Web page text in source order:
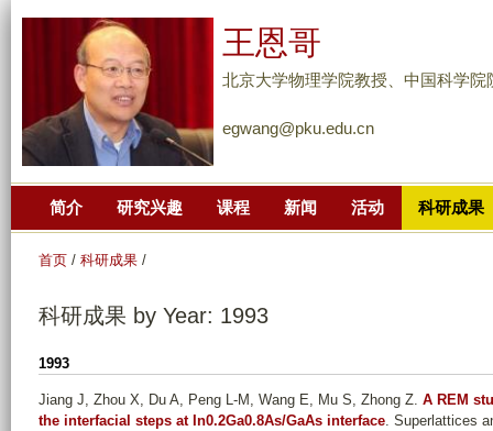
到
主
要
王恩哥
北京大学物理学院教授、中国科学
egwang@pku.edu.cn
简介 研究兴趣 课程 新闻 活动 科研成果
首页 / 科研成果 /
科研成果 by Year: 1993
1993
Jiang J, Zhou X, Du A, Peng L-M, Wang E, Mu S, Zhong Z. A REM
the interfacial steps at In0.2Ga0.8As/GaAs interface. Superlattices